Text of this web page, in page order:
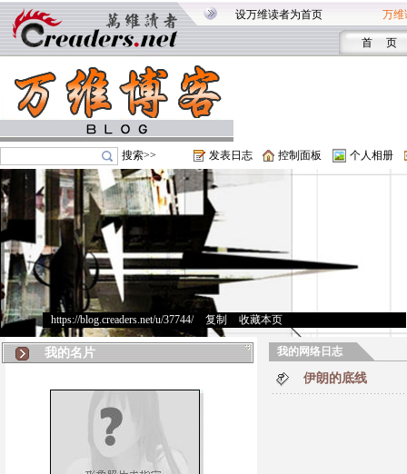
设万维读者为首页 万维
首 页
搜索>> 发表日志 控制面板 个人相册
https://blog.creaders.net/u/37744/> 复制 收藏本页
我的名片 我的网络日志
伊朗的底线